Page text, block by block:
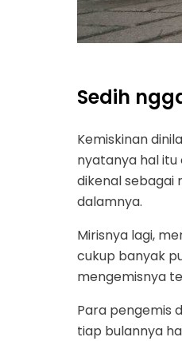
Sedih
Kemiskinan
nyatanya hal itu
dikenal sebagai
dalamnya.
Mirisnya lagi,
cukup banyak
mengemisnya
Para pengemis
tiap bulannya